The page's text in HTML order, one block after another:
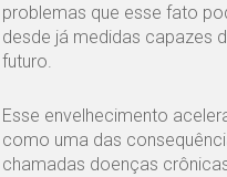
problemas que esse fato
desde já medidas capazes
futuro.
Esse envelhecimento
como uma das
chamadas doenças